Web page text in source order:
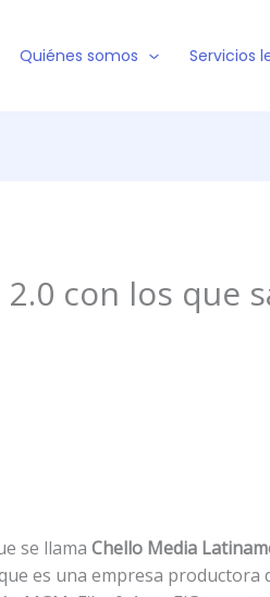
Quiénes somos Servicios
con los que
se llama Chello Media
es una empresa productora